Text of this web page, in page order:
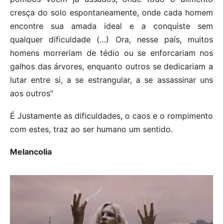
cresça do solo espontaneamente, onde cada homem
encontre sua amada ideal e a conquiste sem
qualquer dificuldade (…) Ora, nesse país, muitos
homens morreriam de tédio ou se enforcariam nos
galhos das árvores, enquanto outros se dedicariam a
lutar entre si, a se estrangular, a se assassinar uns
aos outros”
É Justamente as dificuldades, o caos e o rompimento
com estes, traz ao ser humano um sentido.
Melancolia